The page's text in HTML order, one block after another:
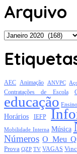
Arquivo
Arquivo
AEC Animação ANVPC
Contratações de Escola
educação
Horários IEFP
Mobilidade Interna Música
Números O Meu
Prova QZP TV VAGAS